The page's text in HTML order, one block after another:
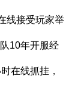
线接受玩家举
10年开服经
在线抓挂，